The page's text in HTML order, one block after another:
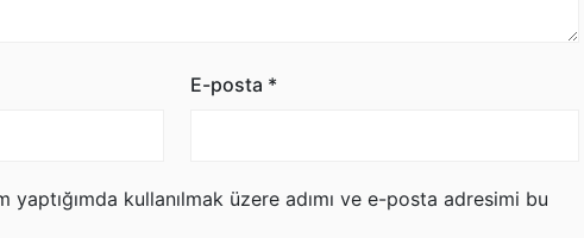
E-posta *
yaptığımda kullanılmak üzere adımı ve e-posta adresimi bu